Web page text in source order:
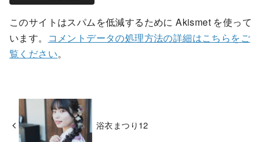
このサイトはスパムを低減するために Akismet を使って
います。
コメントデータの処理方法の詳細はこちらをご
覧ください。
浴衣まつり12